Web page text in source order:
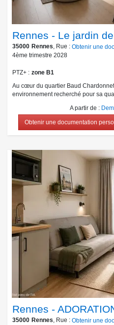
Rennes - Le jardin
35000 Rennes, Rue : Obtenir une
4ème trimestre 2028
PTZ+
zone B1
Au cœur du quartier Baud
environnement recherché pour sa
A partir de :
Obtenir une documentation
Rennes -
35000 Rennes, Rue : Obtenir une